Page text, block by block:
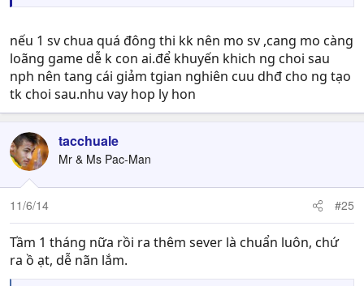
nếu 1 sv chua quá đông thi kk nên mo sv ,cang mo càng
loãng game dễ k con ai.để khuyến khich ng choi sau
nph nên tang cái giảm tgian nghiên cuu dhđ cho ng tạo
tk choi sau.nhu vay hop ly hon
tacchuale
Mr & Ms Pac-Man
11/6/14 #25
Tầm 1 tháng nữa rồi ra thêm sever là chuẩn luôn, chứ
ra ồ ạt, dễ nãn lắm.